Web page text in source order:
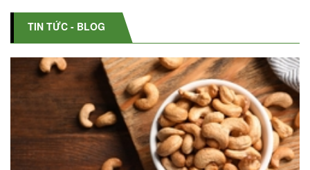
TIN TỨC - BLOG